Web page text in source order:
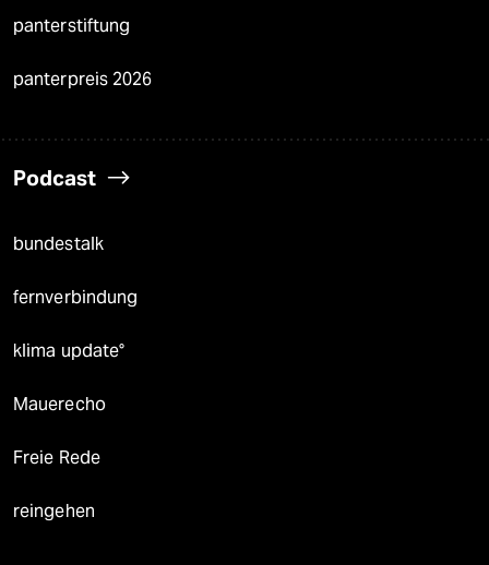
panterstiftung
panterpreis 2026
Podcast
bundestalk
fernverbindung
klima update°
Mauerecho
Freie Rede
reingehen